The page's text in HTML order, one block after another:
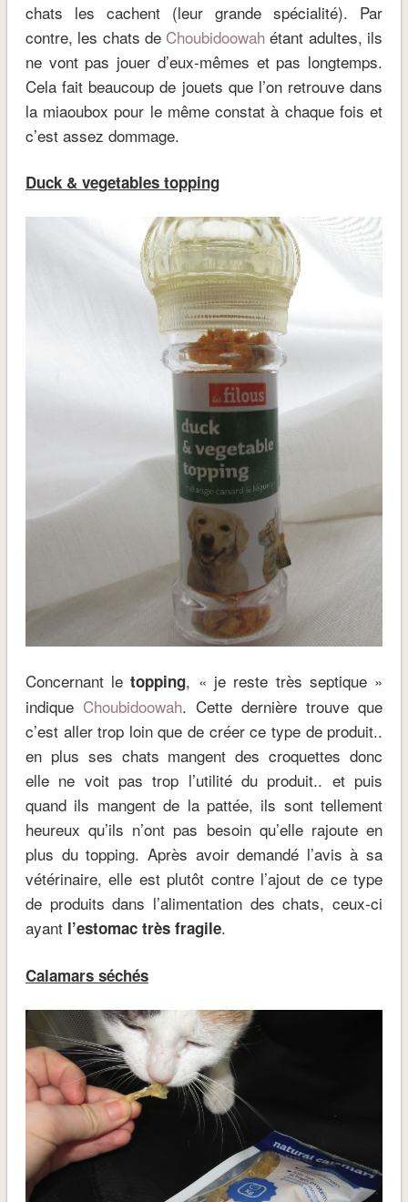
chats les cachent (leur grande spécialité). Par
contre, les chats de Choubidoowah étant adultes, ils
ne vont pas jouer d’eux-mêmes et pas longtemps.
Cela fait beaucoup de jouets que l’on retrouve dans
la miaoubox pour le même constat à chaque fois et
c’est assez dommage.
Duck & vegetables topping
Concernant letopping, « je reste très septique »
indique Choubidoowah. Cette dernière trouve que
c’est aller trop loin que de créer ce type de produit..
en plus ses chats mangent des croquettes donc
elle ne voit pas trop l’utilité du produit.. et puis
quand ils mangent de la pattée, ils sont tellement
heureux qu’ils n’ont pas besoin qu’elle rajoute en
plus du topping. Après avoir demandé l’avis à sa
vétérinaire, elle est plutôt contre l’ajout de ce type
de produits dans l’alimentation des chats, ceux-ci
ayant l’estomac très fragile.
Calamars séchés